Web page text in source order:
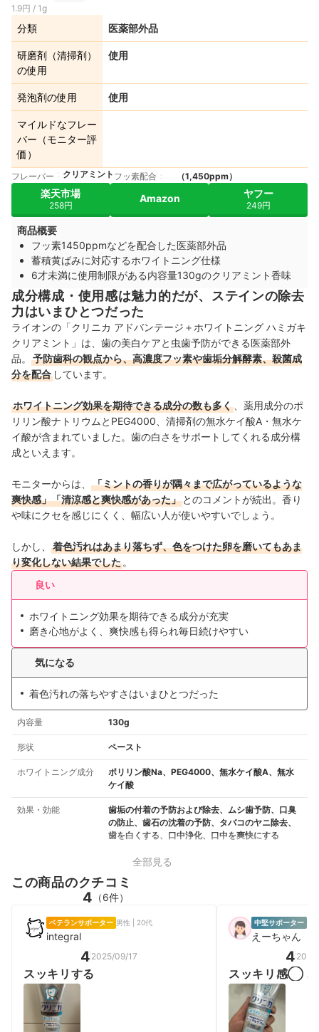
1.9円 / 1g
分類 医薬部外品
研磨剤（清掃剤）
の使用
使用
発泡剤の使用 使用
マイルドなフレー
バー（モニター評
価）
フレーバー クリアミント フッ素配合 （1,450ppm）
楽天市場
258円
Amazon ヤフー
249円
商品概要
フッ素1450ppmなどを配合した医薬部外品
蓄積黄ばみに対応するホワイトニング仕様
6才未満に使用制限がある内容量130gのクリアミント香味
成分構成・使用感は魅力的だが、ステインの除去
力はいまひとつだった
ライオンの「クリニカ アドバンテージ＋ホワイトニング ハミガキ
クリアミント」は、歯の美白ケアと虫歯予防ができる医薬部外
品。
予防歯科の観点から、高濃度フッ素や歯垢分解酵素、殺菌成
分を配合 しています。
ホワイトニング効果を期待できる成分の数も多く
、薬用成分のポ
リリン酸ナトリウムとPEG4000、清掃剤の無水ケイ酸A・無水ケ
イ酸が含まれていました。歯の白さをサポートしてくれる成分構
成といえます。
モニターからは、
「ミントの香りが隅々まで広がっているような
爽快感」「清涼感と爽快感があった」 とのコメントが続出。香り
や味にクセを感じにくく、幅広い人が使いやすいでしょう。
しかし、
着色汚れはあまり落ちず、色をつけた卵を磨いてもあま
り変化しない結果でした 。
良い
ホワイトニング効果を期待できる成分が充実
磨き心地がよく、爽快感も得られ毎日続けやすい
気になる
着色汚れの落ちやすさはいまひとつだった
内容量 130g
形状 ペースト
ホワイトニング成分
ポリリン酸Na、PEG4000、無水ケイ酸A、無水
ケイ酸
効果・効能
歯垢の付着の予防および除去、ムシ歯予防、口臭
の防止、歯石の沈着の予防、タバコのヤニ除去、
歯を白くする、口中浄化、口中を爽快にする
全部見る
この商品のクチコミ
4 （6件）
ベテランサポーター 男性 | 20代
integral
4 2025/09/17
スッキリする
中堅サポーター 女
えーちゃん
4
スッキリ感◯
効果はよく分か